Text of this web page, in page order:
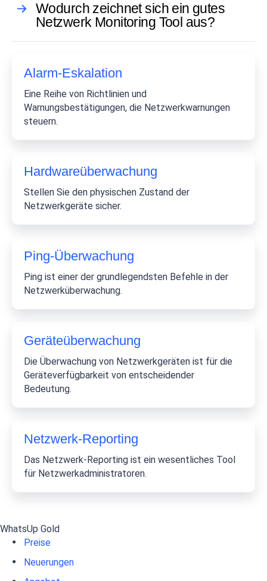
Wodurch zeichnet sich ein gutes
Netzwerk Monitoring Tool aus?
Alarm-Eskalation
Eine Reihe von Richtlinien und
Warnungsbestätigungen, die Netzwerkwarnungen
steuern.
Hardwareüberwachung
Stellen Sie den physischen Zustand der
Netzwerkgeräte sicher.
Ping-Überwachung
Ping ist einer der grundlegendsten Befehle in der
Netzwerküberwachung.
Geräteüberwachung
Die Überwachung von Netzwerkgeräten ist für die
Geräteverfügbarkeit von entscheidender
Bedeutung.
Netzwerk-Reporting
Das Netzwerk-Reporting ist ein wesentliches Tool
für Netzwerkadministratoren.
WhatsUp Gold
Preise
Neuerungen